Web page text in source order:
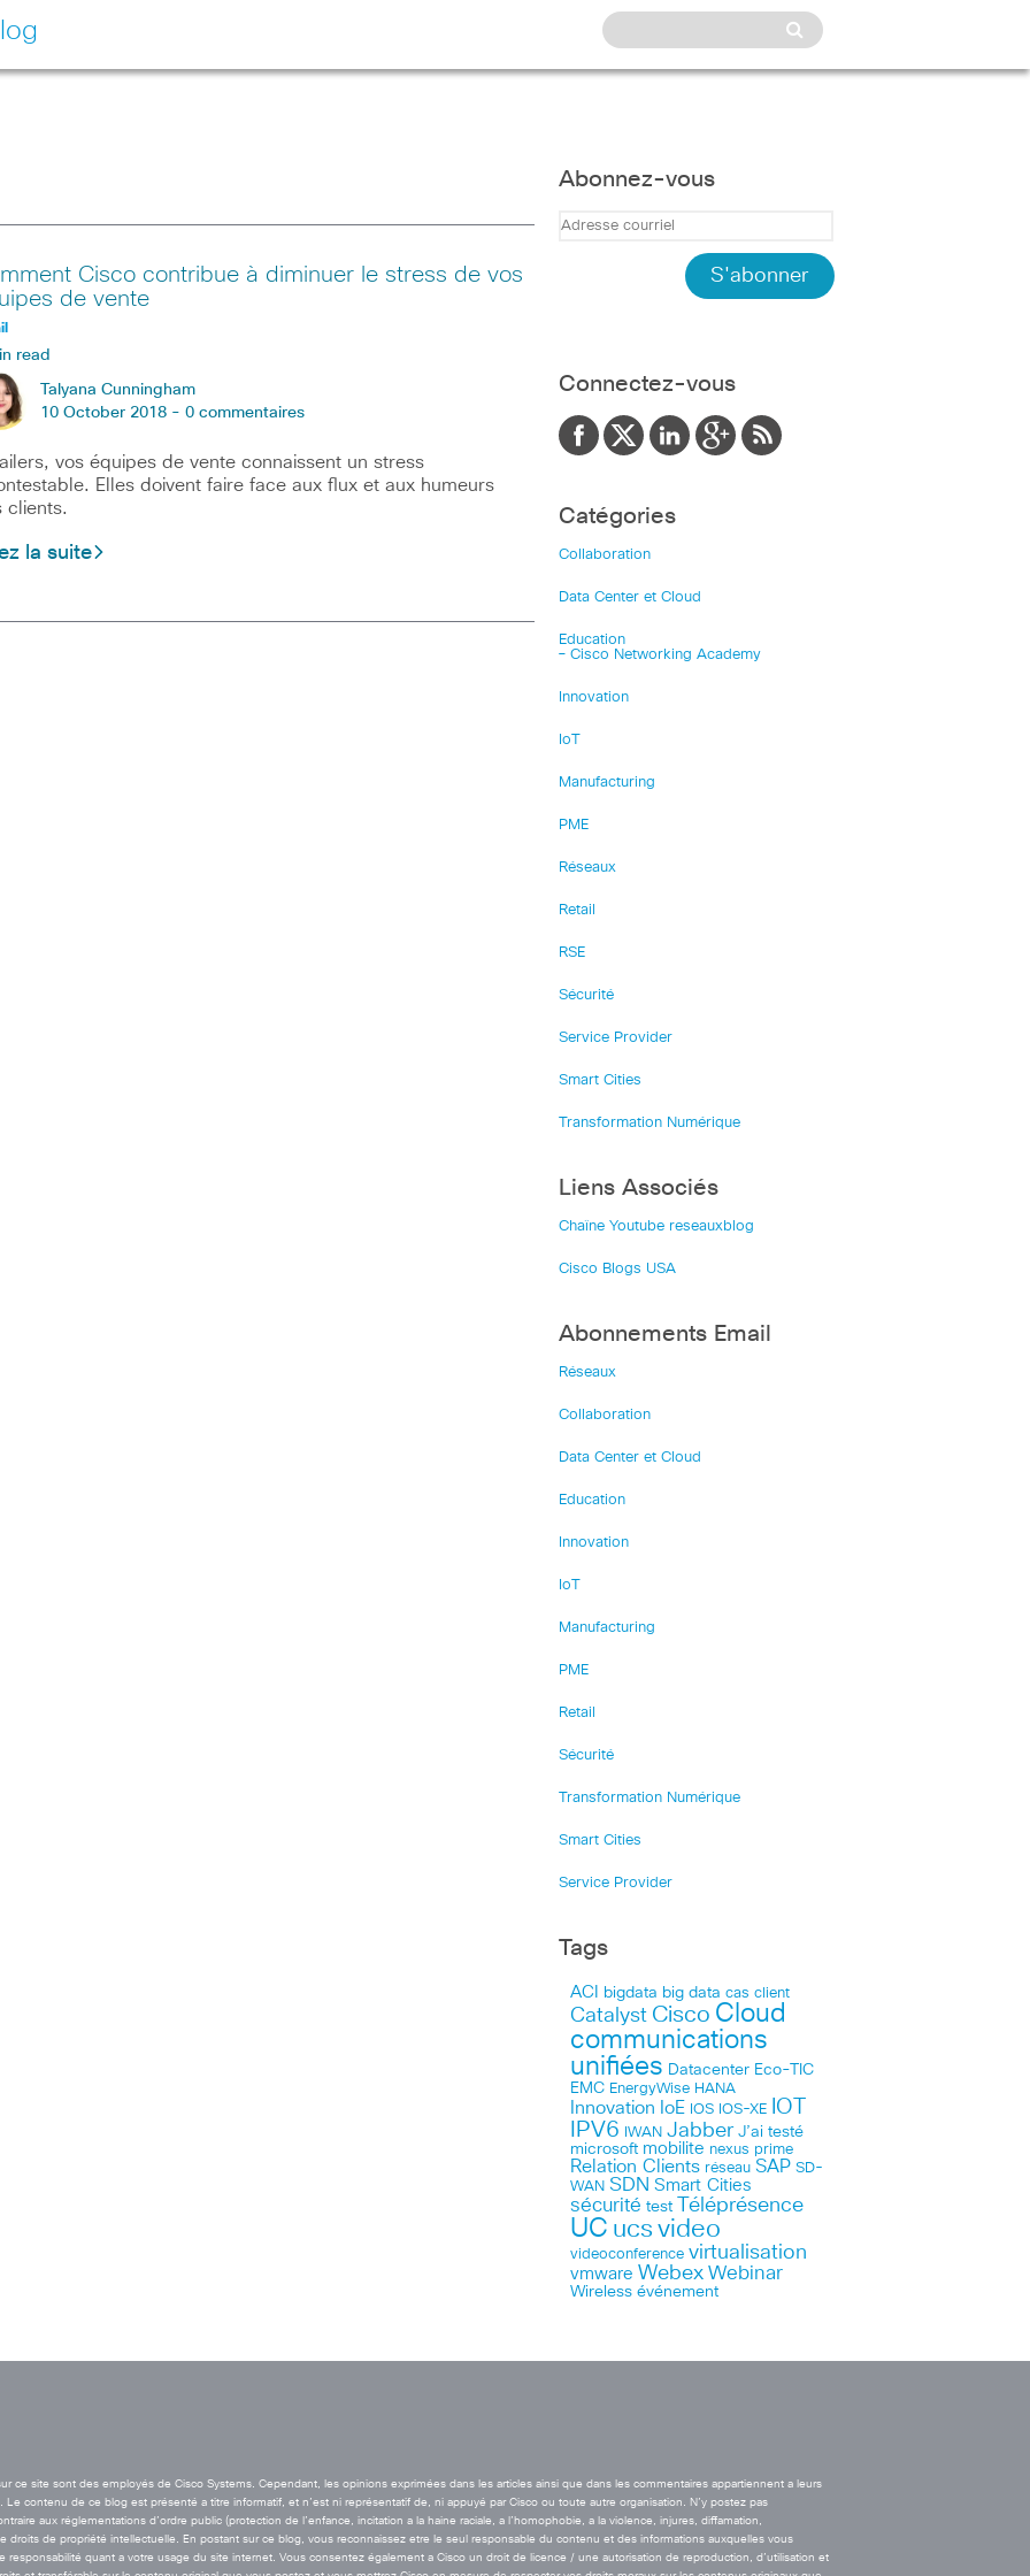
Cisco contribue à diminuer le stress de vos
de vente
read
Talyana Cunningham
10 October 2018 - 0 commentaires
vos équipes de vente connaissent un stress
Elles doivent faire face aux flux et aux humeurs
clients.
la suite
Abonnez-vous
Connectez-vous
Catégories
Collaboration
Data Center et Cloud
Education
– Cisco Networking Academy
Innovation
IoT
Manufacturing
PME
Réseaux
Retail
RSE
Sécurité
Service Provider
Smart Cities
Transformation Numérique
Liens Associés
Chaîne Youtube reseauxblog
Cisco Blogs USA
Abonnements Email
Réseaux
Collaboration
Data Center et Cloud
Education
Innovation
IoT
Manufacturing
PME
Retail
Sécurité
Transformation Numérique
Smart Cities
Service Provider
Tags
ACI bigdata big data cas client
Catalyst Cisco Cloud
communications
unifiées Datacenter Eco-TIC
EMC EnergyWise HANA
Innovation IoE IOS IOS-XE IOT
IPV6 IWAN Jabber J’ai testé
microsoft mobilite nexus prime
Relation Clients réseau SAP SD-
WAN SDN Smart Cities
sécurité test Téléprésence
UC ucs video
videoconference virtualisation
vmware Webex Webinar
Wireless événement
ce site sont des employés de Cisco Systems. Cependant, les opinions exprimées dans les articles ainsi que dans les commentaires appartiennent a leurs
contenu de ce blog est présenté a titre informatif, et n’est ni représentatif de, ni appuyé par Cisco ou toute autre organisation. N’y postez pas
aux réglementations d’ordre public (protection de l’enfance, incitation a la haine raciale, a l’homophobie, a la violence, injures, diffamation,
droits de propriété intellectuelle. En postant sur ce blog, vous reconnaissez etre le seul responsable du contenu et des informations auxquelles vous
quant a votre usage du site internet. Vous consentez également a Cisco un droit de licence / une autorisation de reproduction, d’utilisation et